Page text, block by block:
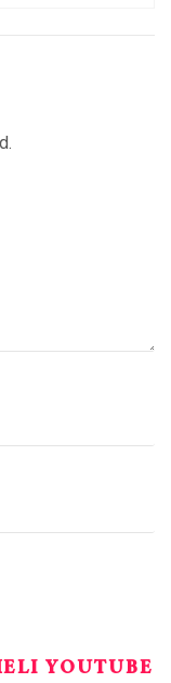
YOUTUBE